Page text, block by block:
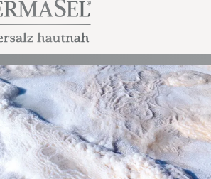
entwickelt wurde.